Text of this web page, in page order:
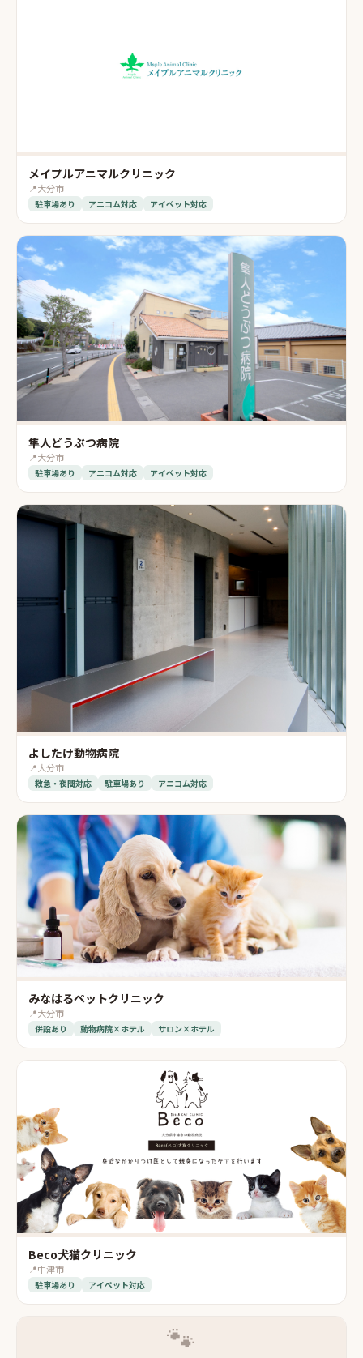
メイプルアニマルクリニック
📍大分市
駐車場あり アニコム対応 アイペット対応
隼人どうぶつ病院
📍大分市
駐車場あり アニコム対応 アイペット対応
よしたけ動物病院
📍大分市
救急・夜間対応 駐車場あり アニコム対応
みなはるペットクリニック
📍大分市
併設あり 動物病院×ホテル サロン×ホテル
Beco犬猫クリニック
📍中津市
駐車場あり アイペット対応
🐾